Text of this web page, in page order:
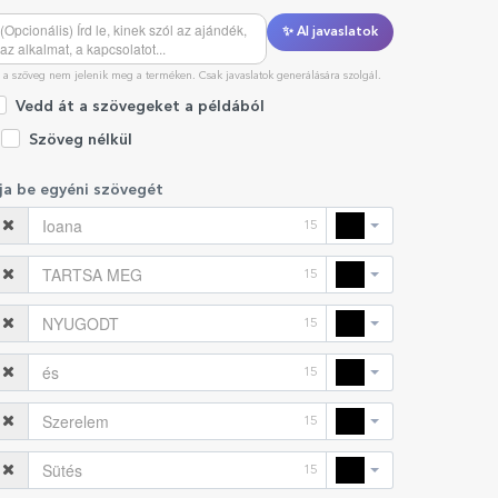
✨ AI javaslatok
a szöveg nem jelenik meg a terméken. Csak javaslatok generálására szolgál.
Vedd át a szövegeket a példából
Szöveg nélkül
be egyéni szövegét
15
15
15
15
15
15